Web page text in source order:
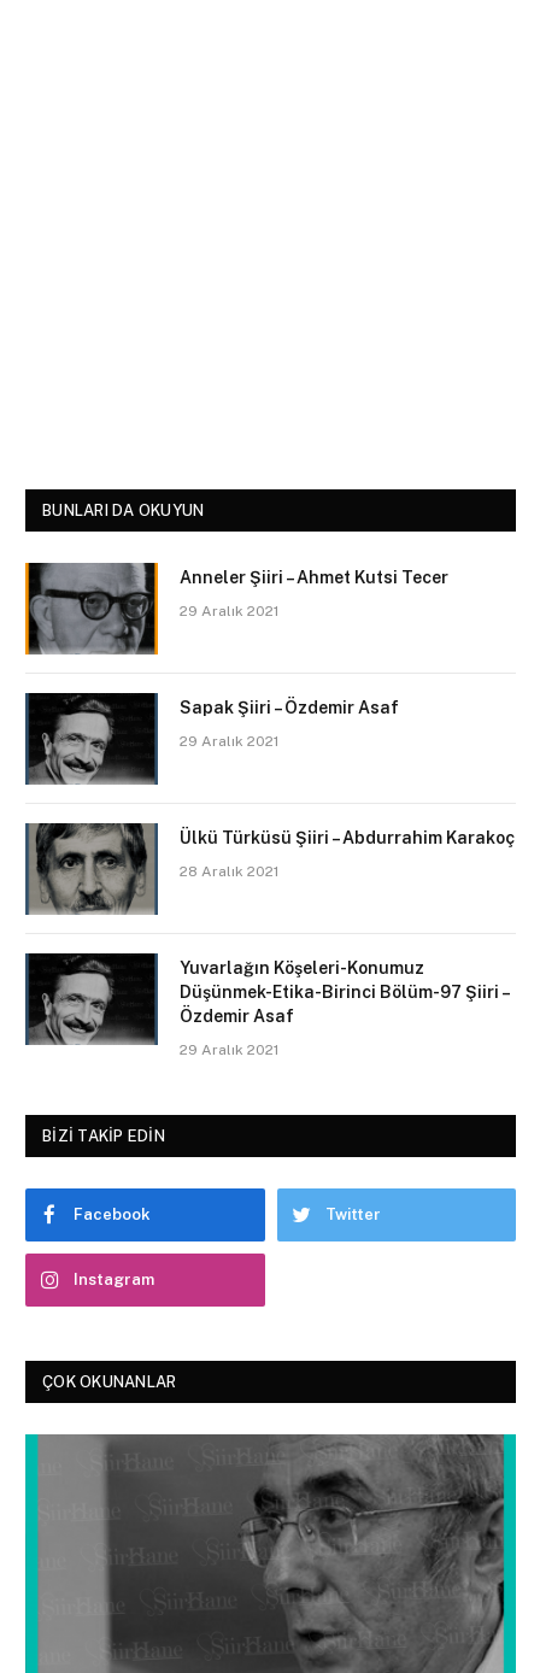
BUNLARI DA OKUYUN
Anneler Şiiri – Ahmet Kutsi Tecer
29 Aralık 2021
Sapak Şiiri – Özdemir Asaf
29 Aralık 2021
Ülkü Türküsü Şiiri – Abdurrahim Karakoç
28 Aralık 2021
Yuvarlağın Köşeleri-Konumuz
Düşünmek-Etika-Birinci Bölüm-97 Şiiri –
Özdemir Asaf
29 Aralık 2021
BIZI TAKIP EDIN
Facebook Twitter
Instagram
ÇOK OKUNANLAR